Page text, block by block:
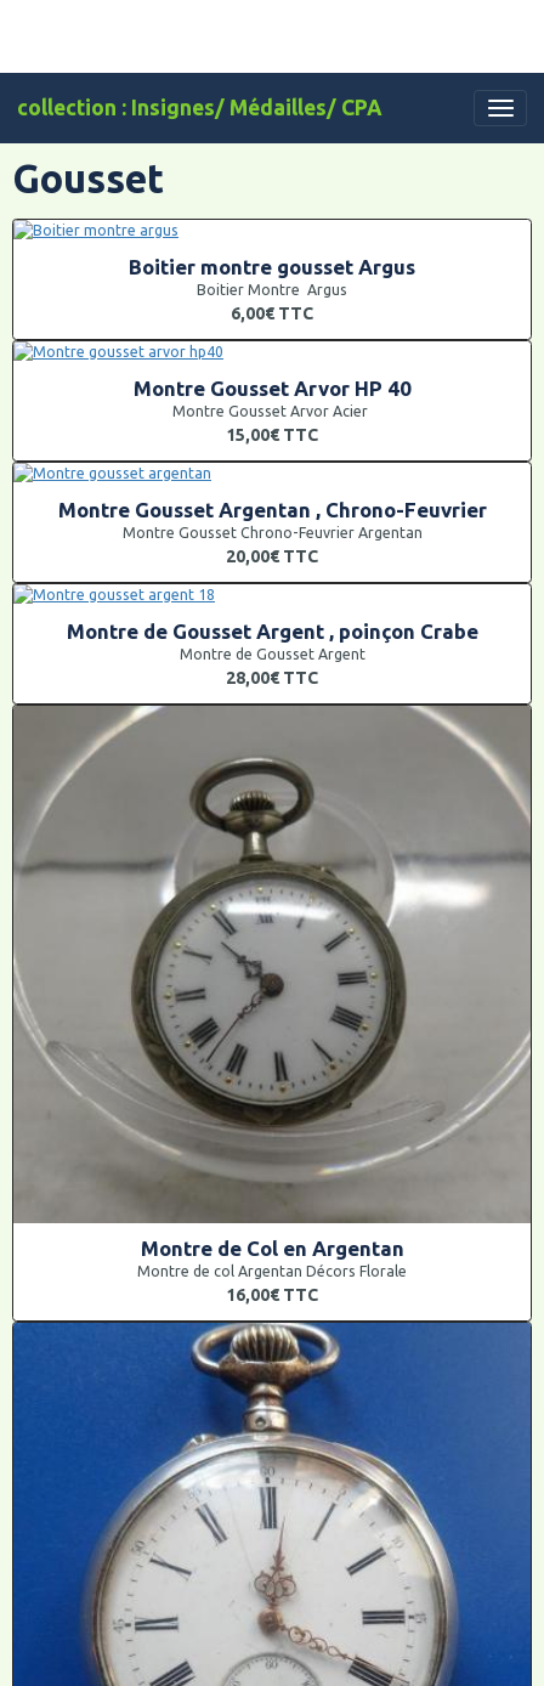
collection : Insignes/ Médailles/ CPA
Gousset
Boitier montre gousset Argus
Boitier Montre Argus
6,00€ TTC
Montre Gousset Arvor HP 40
Montre Gousset Arvor Acier
15,00€ TTC
Montre Gousset Argentan , Chrono-Feuvrier
Montre Gousset Chrono-Feuvrier Argentan
20,00€ TTC
Montre de Gousset Argent , poinçon Crabe
Montre de Gousset Argent
28,00€ TTC
Montre de Col en Argentan
Montre de col Argentan Décors Florale
16,00€ TTC